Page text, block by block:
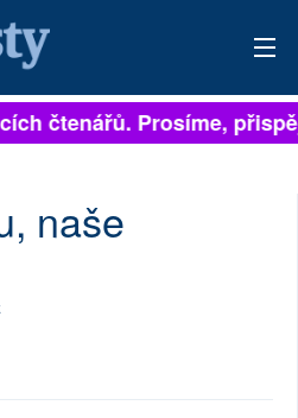
čtenářů. Prosíme,
naše